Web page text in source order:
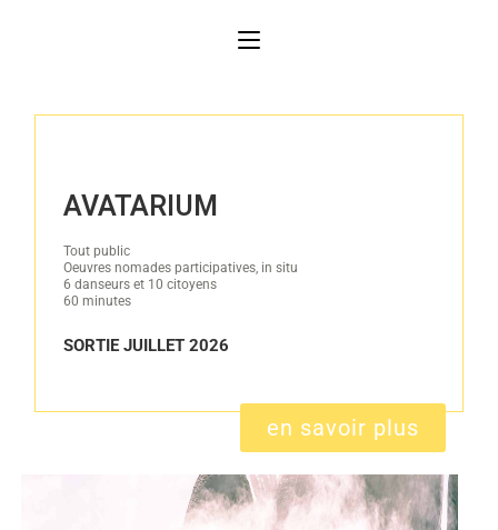
AVATARIUM
Tout public
Oeuvres nomades participatives, in situ
6 danseurs et 10 citoyens
60 minutes
SORTIE JUILLET 2026
en savoir plus